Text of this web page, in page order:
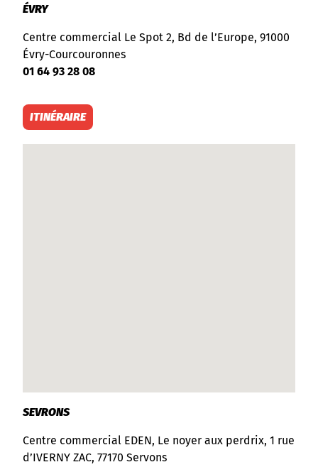
ÉVRY
Centre commercial Le Spot 2, Bd de l’Europe, 91000
Évry-Courcouronnes
01 64 93 28 08
ITINÉRAIRE
SEVRONS
Centre commercial EDEN, Le noyer aux perdrix, 1 rue
d’IVERNY ZAC, 77170 Servons